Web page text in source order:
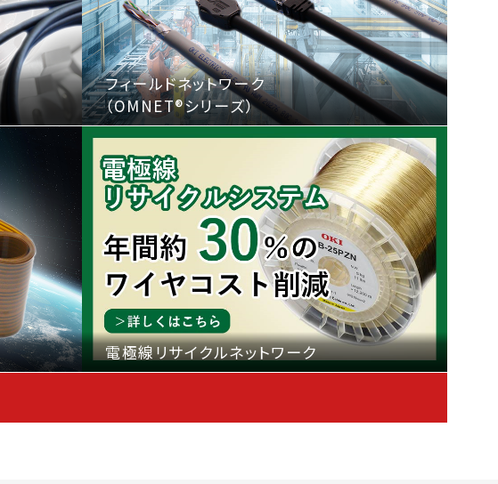
フィールドネットワーク
（OMNET®シリーズ）
電極線リサイクルネットワーク